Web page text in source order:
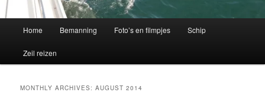
Home Bemanning Foto’s en filmpjes Schip
Zeil reizen
MONTHLY ARCHIVES:AUGUST 2014